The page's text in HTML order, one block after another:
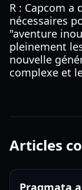
R : Capcom a
nécessaires
"aventure
pleinement
nouvelle
complexe et
Articles
Pragmata